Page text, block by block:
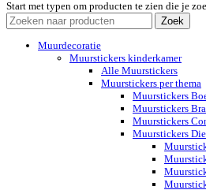
Start met typen om producten te zien die je
Zoek
Muurdecoratie
Muurstickers kinderkamer
Alle Muurstickers
Muurstickers per thema
Muurstickers
Muurstickers
Muurstickers
Muurstickers